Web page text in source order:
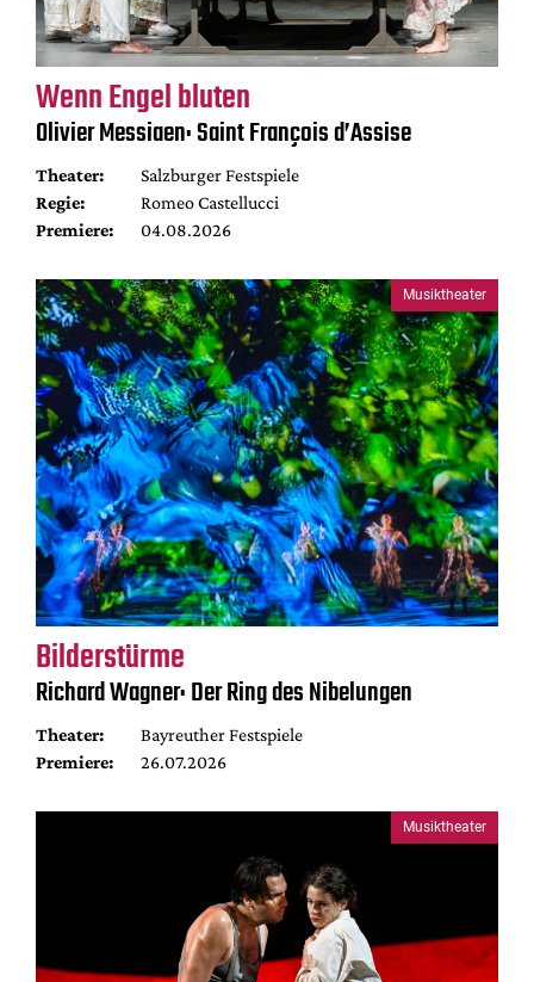
Wenn Engel bluten
Olivier Messiaen: Saint François d’Assise
Theater:
Salzburger Festspiele
Regie:
Romeo Castellucci
Premiere:
04.08.2026
Musiktheater
Bilderstürme
Richard Wagner: Der Ring des Nibelungen
Theater:
Bayreuther Festspiele
Premiere:
26.07.2026
Musiktheater